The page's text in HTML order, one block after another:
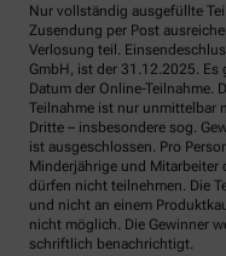
Nur vollständig ausgefüllte
Zusendung per Post
Verlosung teil.
GmbH, ist der 31.12.2025. Es
Datum der Online-Teilnahme.
Teilnahme ist nur unmittelbar
Dritte – insbesondere sog.
ist ausgeschlossen. Pro
Minderjährige und Mitarbeiter
dürfen nicht teilnehmen. Die
und nicht an einem
nicht möglich. Die Gewinner
schriftlich benachrichtigt.